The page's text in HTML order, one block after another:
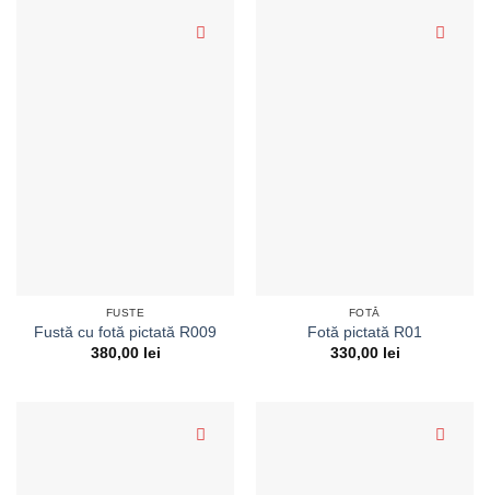
FUSTE
Fustă cu fotă pictată R009
380,00 lei
FOTĂ
Fotă pictată R01
330,00 lei